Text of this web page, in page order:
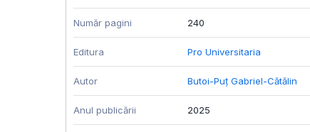
Număr pagini 240
Editura Pro Universitaria
Autor Butoi-Puț Gabriel-Cătălin
Anul publicării 2025